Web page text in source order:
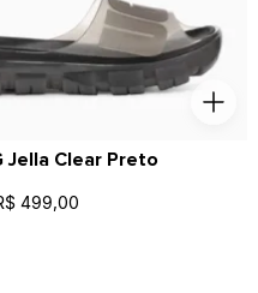
Jella Clear Preto
499,00